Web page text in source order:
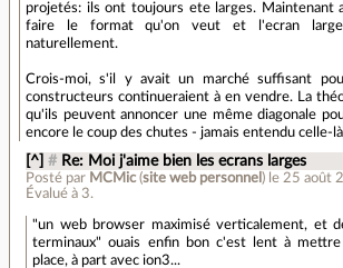
projetés: ils ont toujours ete larges. Maintenant
faire le format qu'on veut et l'ecran
naturellement.
Crois-moi, s'il y avait un marché suffisant
constructeurs continueraient à en vendre. La
qu'ils peuvent annoncer une même diagonale
encore le coup des chutes - jamais entendu celle-
[^] # Re: Moi j'aime bien les ecrans larges
Posté par MCMic(site web personnel ) le 25 août
Évalué à 3.
"un web browser maximisé verticalement, et
terminaux" ouais enfin bon c'est lent à
place, à part avec ion3...